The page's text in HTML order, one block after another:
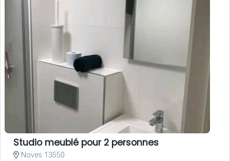
Studio meublé pour 2 personnes
Noves 13550